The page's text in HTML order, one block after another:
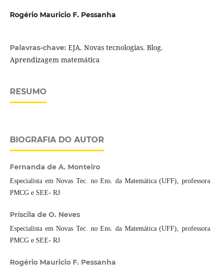
Rogério Mauricio F. Pessanha
Palavras-chave: EJA. Novas tecnologias. Blog.
Aprendizagem matemática
RESUMO
BIOGRAFIA DO AUTOR
Fernanda de A. Monteiro
Especialista em Novas Tec. no Ens. da Matemática (UFF), professora
PMCG e SEE- RJ
Príscila de O. Neves
Especialista em Novas Tec. no Ens. da Matemática (UFF), professora
PMCG e SEE- RJ
Rogério Mauricio F. Pessanha